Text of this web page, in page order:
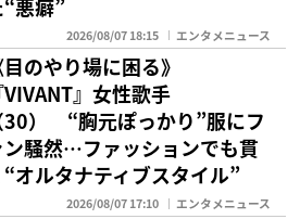
“悪癖”
2026/08/07 18:15 エンタメニュース
目のやり場に困る》
VIVANT』女性歌手
30） “胸元ぽっかり”服にフ
ン騒然…ファッションでも貫
“オルタナティブスタイル”
2026/08/07 17:10 エンタメニュース